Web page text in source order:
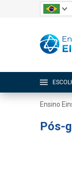
Ensino
Pós-